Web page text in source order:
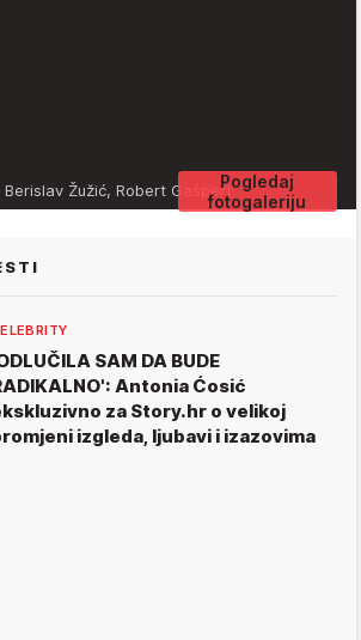
Pogledaj
fotogaleriju
Berislav Žužić, Robert Gašpert
SAM DA BUDE
Antonia Ćosić
za Story.hr o velikoj
izgleda, ljubavi i izazovima